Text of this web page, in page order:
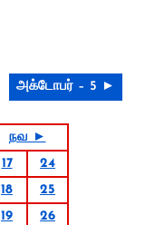
அக்டோபர் – 5 ►
நவ ►
17
24
18
25
19
26